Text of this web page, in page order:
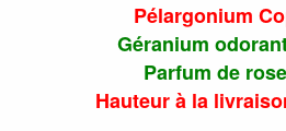
Pélargonium
Géranium
Parfum de rose
Hauteur à la